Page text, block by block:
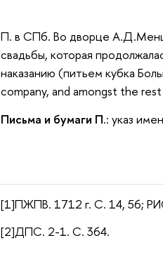
П. в СПб. Во дворце
свадьбы, которая
наказанию (питьем кубка
company, and amongst the
Письма и бумаги П.: указ
[1]ПЖПВ. 1712 г. С. 14, 56;
[2]ДПС. 2-1. С. 364.